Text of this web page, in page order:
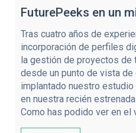
FuturePeeks en un
Tras cuatro años de
incorporación de perfiles
la gestión de proyectos de
desde un punto de vista
implantado nuestro
en nuestra recién
Como has podido ver en el